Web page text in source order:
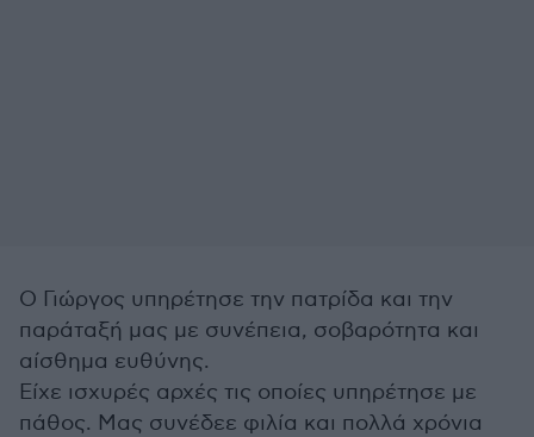
Ο Γιώργος υπηρέτησε την πατρίδα και την
παράταξή μας με συνέπεια, σοβαρότητα και
αίσθημα ευθύνης.
Είχε ισχυρές αρχές τις οποίες υπηρέτησε με
πάθος. Μας συνέδεε φιλία και πολλά χρόνια